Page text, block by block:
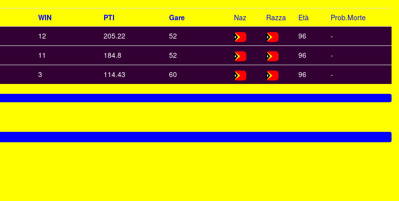
WIN PTI Gare Naz Razza Età
Prob.Morte
12 205.22 52 96
-
11 184.8 52 96
-
3 114.43 60 96 -